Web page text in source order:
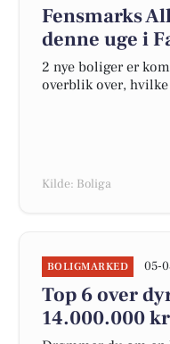
Fensmarks
denne uge i
2 nye boliger er
overblik over,
Kilde: Boliga
BOLIGMARKED 05-
Top 6 over
14.000.000 kr